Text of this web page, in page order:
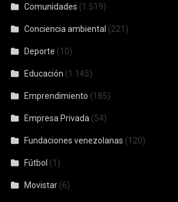
Comunidades (1.519)
Conciencia ambiental (221)
Deporte (10)
Educación (1.145)
Emprendimiento (185)
Empresa Privada (54)
Fundaciones venezolanas (120)
Fútbol (1)
Movistar (6)